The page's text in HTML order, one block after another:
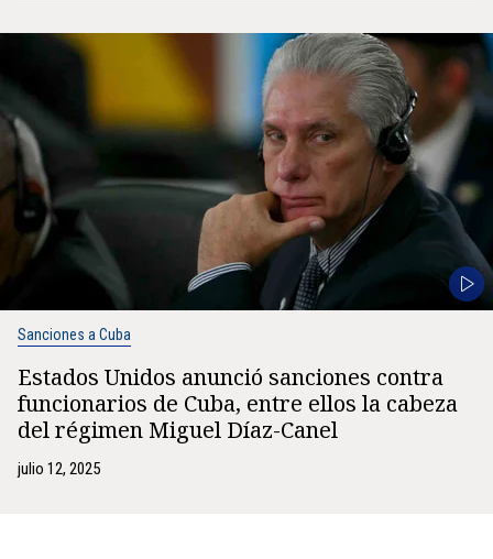
Sanciones a Cuba
Estados Unidos anunció sanciones contra
funcionarios de Cuba, entre ellos la cabeza
del régimen Miguel Díaz-Canel
julio 12, 2025